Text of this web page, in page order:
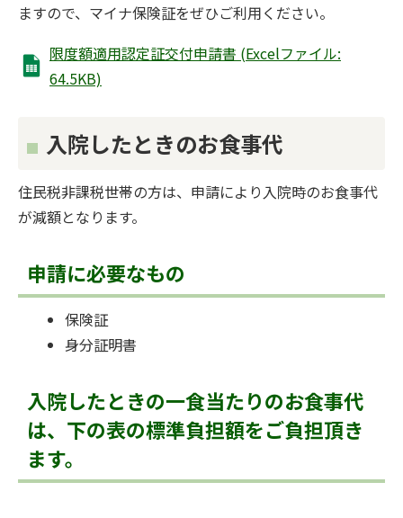
ますので、マイナ保険証をぜひご利用ください。
限度額適用認定証交付申請書 (Excelファイル:
64.5KB)
入院したときのお食事代
住民税非課税世帯の方は、申請により入院時のお食事代
が減額となります。
申請に必要なもの
保険証
身分証明書
入院したときの一食当たりのお食事代
は、下の表の標準負担額をご負担頂き
ます。